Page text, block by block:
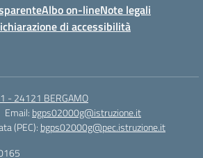
Albo on-lineNote legali
di accessibilità
- 24121 BERGAMO
Email: bgps02000g@istruzione.it
(PEC): bgps02000g@pec.istruzione.it